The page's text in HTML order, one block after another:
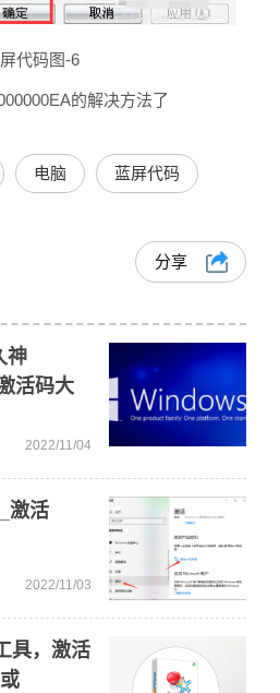
代码图-6
的解决方法了
电脑 蓝屏代码
分享
神
活码大
2022/11/04
激活
2022/11/03
具，激活